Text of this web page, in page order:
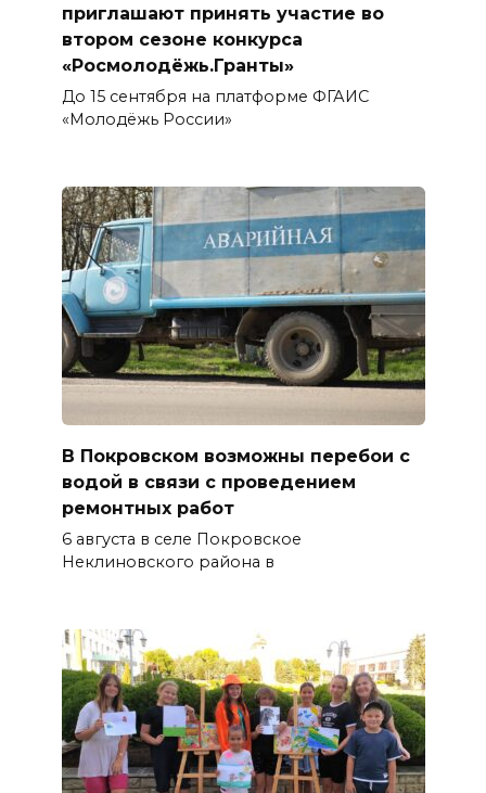
приглашают принять участие во
втором сезоне конкурса
«Росмолодёжь.Гранты»
До 15 сентября на платформе ФГАИС
«Молодёжь России»
В Покровском возможны перебои с
водой в связи с проведением
ремонтных работ
6 августа в селе Покровское
Неклиновского района в